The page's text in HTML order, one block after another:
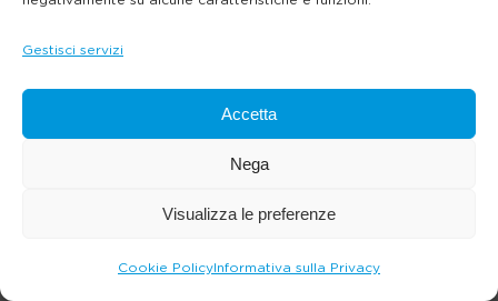
Gestisci servizi
Accetta
Nega
Visualizza le preferenze
Cookie PolicyInformativa sulla Privacy